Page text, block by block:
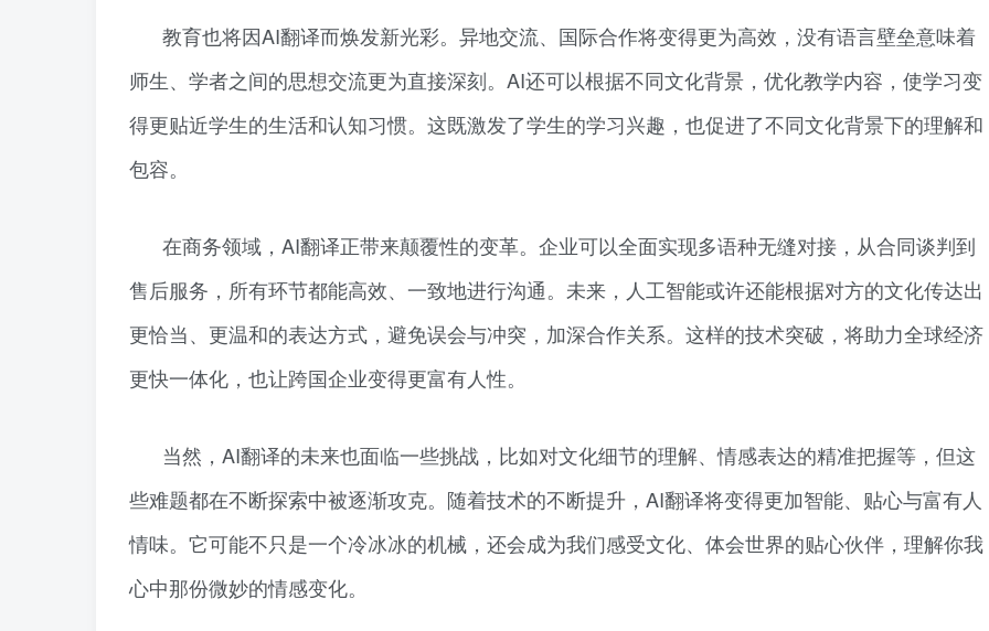
教育也将因AI翻译而焕发新光彩。异地交流、国际合作将变得更为高效，没有语言壁垒意味着
师生、学者之间的思想交流更为直接深刻。AI还可以根据不同文化背景，优化教学内容，使学习变
得更贴近学生的生活和认知习惯。这既激发了学生的学习兴趣，也促进了不同文化背景下的理解和
包容。
在商务领域，AI翻译正带来颠覆性的变革。企业可以全面实现多语种无缝对接，从合同谈判到
售后服务，所有环节都能高效、一致地进行沟通。未来，人工智能或许还能根据对方的文化传达出
更恰当、更温和的表达方式，避免误会与冲突，加深合作关系。这样的技术突破，将助力全球经济
更快一体化，也让跨国企业变得更富有人性。
当然，AI翻译的未来也面临一些挑战，比如对文化细节的理解、情感表达的精准把握等，但这
些难题都在不断探索中被逐渐攻克。随着技术的不断提升，AI翻译将变得更加智能、贴心与富有人
情味。它可能不只是一个冷冰冰的机械，还会成为我们感受文化、体会世界的贴心伙伴，理解你我
心中那份微妙的情感变化。